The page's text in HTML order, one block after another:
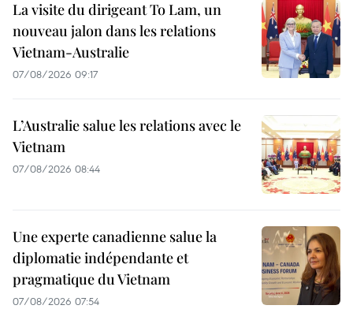
La visite du dirigeant To Lam, un
nouveau jalon dans les relations
Vietnam-Australie
07/08/2026 09:17
L’Australie salue les relations avec le
Vietnam
07/08/2026 08:44
Une experte canadienne salue la
diplomatie indépendante et
pragmatique du Vietnam
07/08/2026 07:54